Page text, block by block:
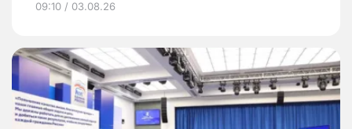
09:10 / 03.08.26